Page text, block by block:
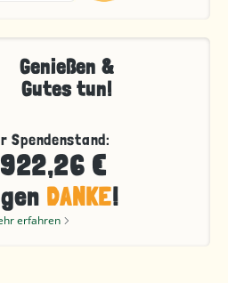
Genießen &
Gutes tun!
Spendenstand:
€
DANKE!
erfahren